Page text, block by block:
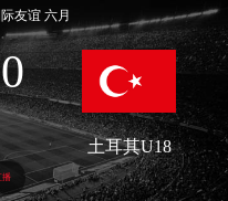
友谊 六月
土耳其U18
播